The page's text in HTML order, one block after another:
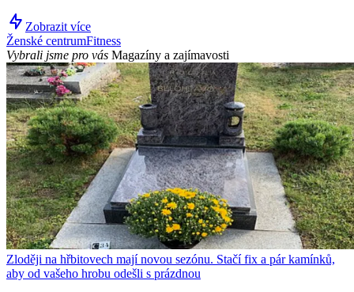
Zobrazit více
Ženské centrumFitness
Vybrali jsme pro vás Magazíny a zajímavosti
Zloději na hřbitovech mají novou sezónu. Stačí fix a pár kamínků,
aby od vašeho hrobu odešli s prázdnou